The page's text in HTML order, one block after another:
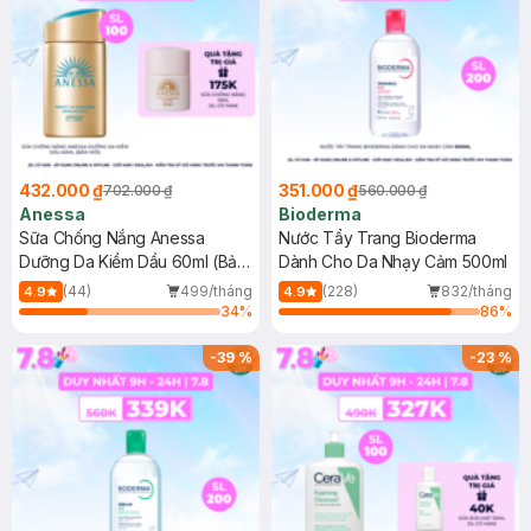
432.000 ₫702.000 ₫
Anessa
Sữa Chống Nắng Anessa
Dưỡng Da Kiềm Dầu 60ml (Bản
Mới)
4.9 (44)
499/tháng
34%
351.000 ₫560.000 ₫
Bioderma
Nước Tẩy Trang Bioderma
Dành Cho Da Nhạy Cảm 500ml
4.9 (228)
832/tháng
86%
-39% -23%